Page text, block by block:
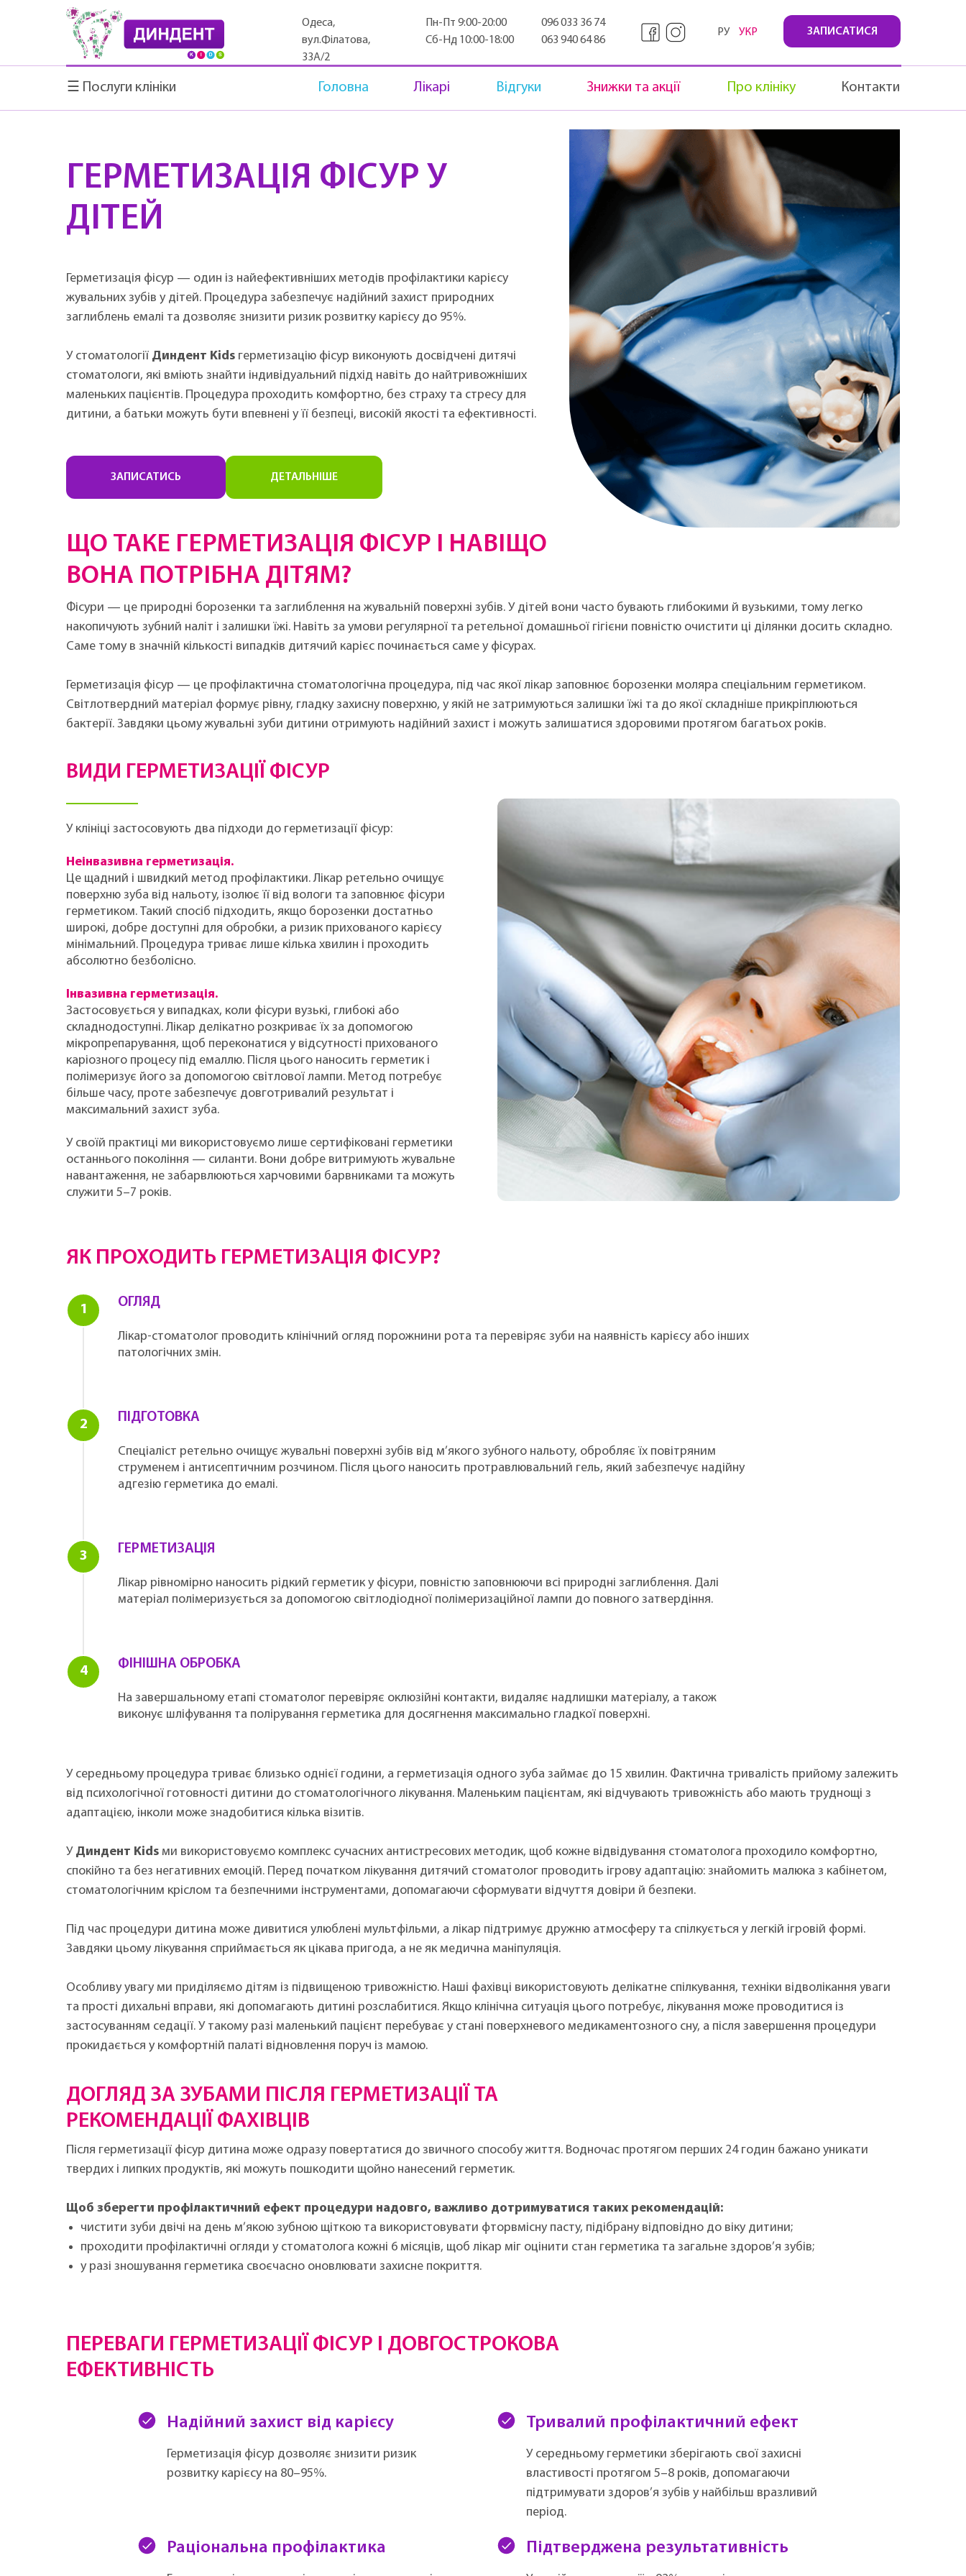
РУ УКР
Лікарі
Головна
Одеса,
вул.Філатова,
33А/2
Пн-Пт 9:00-20:00
Сб-Нд 10:00-18:00
096 033 36 74
063 940 64 86
Відгуки Знижки та акції Про клініку Контакти
☰ Послуги клініки
ЗАПИСАТИСЯ
ГЕРМЕТИЗАЦІЯ ФІСУР У
ДІТЕЙ
Герметизація фісур — один із найефективніших методів профілактики карієсу
жувальних зубів у дітей. Процедура забезпечує надійний захист природних
заглиблень емалі та дозволяє знизити ризик розвитку карієсу до 95%.
У стоматології Диндент Kids герметизацію фісур виконують досвідчені дитячі
стоматологи, які вміють знайти індивідуальний підхід навіть до найтривожніших
маленьких пацієнтів. Процедура проходить комфортно, без страху та стресу для
дитини, а батьки можуть бути впевнені у її безпеці, високій якості та ефективності.
ЗАПИСАТИСЬ ДЕТАЛЬНІШЕ
ЩО ТАКЕ ГЕРМЕТИЗАЦІЯ ФІСУР І НАВІЩО
ВОНА ПОТРІБНА ДІТЯМ?
Фісури — це природні борозенки та заглиблення на жувальній поверхні зубів. У дітей вони часто бувають глибокими й вузькими, тому легко
накопичують зубний наліт і залишки їжі. Навіть за умови регулярної та ретельної домашньої гігієни повністю очистити ці ділянки досить складно.
Саме тому в значній кількості випадків дитячий карієс починається саме у фісурах.
Герметизація фісур — це профілактична стоматологічна процедура, під час якої лікар заповнює борозенки моляра спеціальним герметиком.
Світлотвердний матеріал формує рівну, гладку захисну поверхню, у якій не затримуються залишки їжі та до якої складніше прикріплюються
бактерії. Завдяки цьому жувальні зуби дитини отримують надійний захист і можуть залишатися здоровими протягом багатьох років.
ВИДИ ГЕРМЕТИЗАЦІЇ ФІСУР
У клініці застосовують два підходи до герметизації фісур:
Неінвазивна герметизація.
Це щадний і швидкий метод профілактики. Лікар ретельно очищує
поверхню зуба від нальоту, ізолює її від вологи та заповнює фісури
герметиком. Такий спосіб підходить, якщо борозенки достатньо
широкі, добре доступні для обробки, а ризик прихованого карієсу
мінімальний. Процедура триває лише кілька хвилин і проходить
абсолютно безболісно.
Інвазивна герметизація.
Застосовується у випадках, коли фісури вузькі, глибокі або
складнодоступні. Лікар делікатно розкриває їх за допомогою
мікропрепарування, щоб переконатися у відсутності прихованого
каріозного процесу під емаллю. Після цього наносить герметик і
полімеризує його за допомогою світлової лампи. Метод потребує
більше часу, проте забезпечує довготривалий результат і
максимальний захист зуба.
У своїй практиці ми використовуємо лише сертифіковані герметики
останнього покоління — силанти. Вони добре витримують жувальне
навантаження, не забарвлюються харчовими барвниками та можуть
служити 5–7 років.
ЯК ПРОХОДИТЬ ГЕРМЕТИЗАЦІЯ ФІСУР?
ОГЛЯД
Лікар-стоматолог проводить клінічний огляд порожнини рота та перевіряє зуби на наявність карієсу або інших
патологічних змін.
ПІДГОТОВКА
Спеціаліст ретельно очищує жувальні поверхні зубів від м’якого зубного нальоту, обробляє їх повітряним
струменем і антисептичним розчином. Після цього наносить протравлювальний гель, який забезпечує надійну
адгезію герметика до емалі.
ГЕРМЕТИЗАЦІЯ
Лікар рівномірно наносить рідкий герметик у фісури, повністю заповнюючи всі природні заглиблення. Далі
матеріал полімеризується за допомогою світлодіодної полімеризаційної лампи до повного затвердіння.
ФІНІШНА ОБРОБКА
На завершальному етапі стоматолог перевіряє оклюзійні контакти, видаляє надлишки матеріалу, а також
виконує шліфування та полірування герметика для досягнення максимально гладкої поверхні.
У середньому процедура триває близько однієї години, а герметизація одного зуба займає до 15 хвилин. Фактична тривалість прийому залежить
від психологічної готовності дитини до стоматологічного лікування. Маленьким пацієнтам, які відчувають тривожність або мають труднощі з
адаптацією, інколи може знадобитися кілька візитів.
У Диндент Kids ми використовуємо комплекс сучасних антистресових методик, щоб кожне відвідування стоматолога проходило комфортно,
спокійно та без негативних емоцій. Перед початком лікування дитячий стоматолог проводить ігрову адаптацію: знайомить малюка з кабінетом,
стоматологічним кріслом та безпечними інструментами, допомагаючи сформувати відчуття довіри й безпеки.
Під час процедури дитина може дивитися улюблені мультфільми, а лікар підтримує дружню атмосферу та спілкується у легкій ігровій формі.
Завдяки цьому лікування сприймається як цікава пригода, а не як медична маніпуляція.
Особливу увагу ми приділяємо дітям із підвищеною тривожністю. Наші фахівці використовують делікатне спілкування, техніки відволікання уваги
та прості дихальні вправи, які допомагають дитині розслабитися. Якщо клінічна ситуація цього потребує, лікування може проводитися із
застосуванням седації. У такому разі маленький пацієнт перебуває у стані поверхневого медикаментозного сну, а після завершення процедури
прокидається у комфортній палаті відновлення поруч із мамою.
ДОГЛЯД ЗА ЗУБАМИ ПІСЛЯ ГЕРМЕТИЗАЦІЇ ТА
РЕКОМЕНДАЦІЇ ФАХІВЦІВ
Після герметизації фісур дитина може одразу повертатися до звичного способу життя. Водночас протягом перших 24 годин бажано уникати
твердих і липких продуктів, які можуть пошкодити щойно нанесений герметик.
Щоб зберегти профілактичний ефект процедури надовго, важливо дотримуватися таких рекомендацій:
чистити зуби двічі на день м’якою зубною щіткою та використовувати фторвмісну пасту, підібрану відповідно до віку дитини;
проходити профілактичні огляди у стоматолога кожні 6 місяців, щоб лікар міг оцінити стан герметика та загальне здоров’я зубів;
у разі зношування герметика своєчасно оновлювати захисне покриття.
ПЕРЕВАГИ ГЕРМЕТИЗАЦІЇ ФІСУР І ДОВГОСТРОКОВА
ЕФЕКТИВНІСТЬ
Надійний захист від карієсу
Герметизація фісур дозволяє знизити ризик
розвитку карієсу на 80–95%.
Тривалий профілактичний ефект
У середньому герметики зберігають свої захисні
властивості протягом 5–8 років, допомагаючи
підтримувати здоров’я зубів у найбільш вразливий
період.
Раціональна профілактика Підтверджена результативність